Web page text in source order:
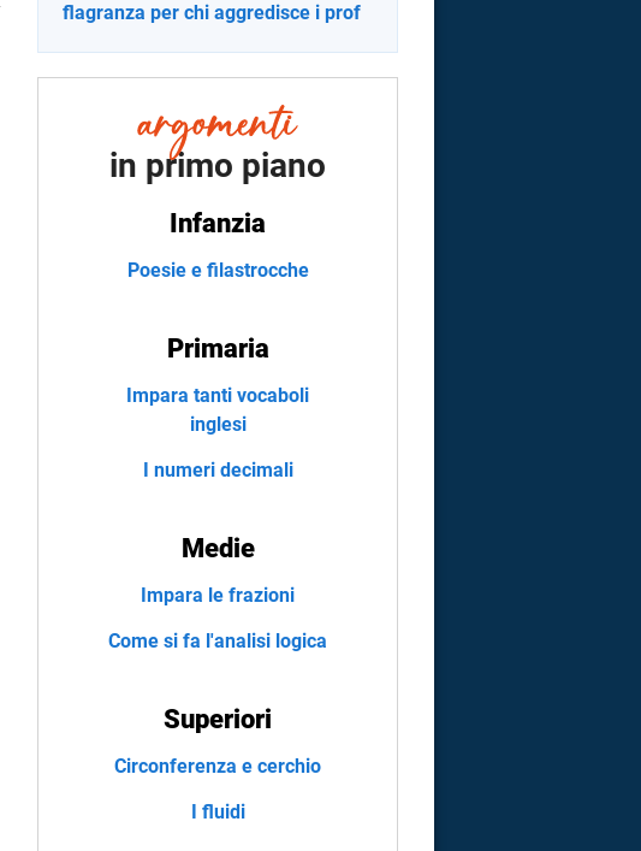
flagranza per chi aggredisce i prof
in primo piano
Infanzia
Poesie e filastrocche
Primaria
Impara tanti vocaboli
inglesi
I numeri decimali
Medie
Impara le frazioni
Come si fa l'analisi logica
Superiori
Circonferenza e cerchio
I fluidi